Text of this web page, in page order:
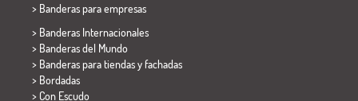
> Banderas para empresas
> Banderas Internacionales
> Banderas del Mundo
> Banderas para tiendas y fachadas
> Bordadas
> Con Escudo